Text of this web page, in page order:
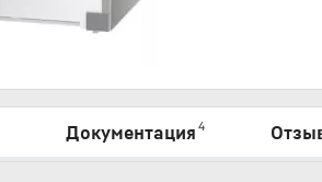
Документация 4